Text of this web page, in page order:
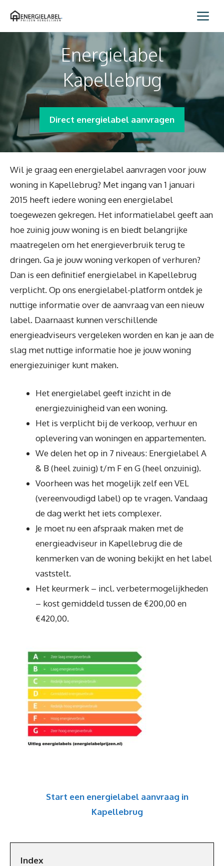
naar
Energielabel
Kapellebrug
Direct energielabel aanvragen
Wil je graag een energielabel aanvragen voor jouw
woning in Kapellebrug? Met ingang van 1 januari
2015 heeft iedere woning een energielabel
toegewezen gekregen. Het informatielabel geeft aan
hoe zuinig jouw woning is en biedt belangrijke
maatregelen om het energieverbruik terug te
dringen. Ga je jouw woning verkopen of verhuren?
Dan is een definitief energielabel in Kapellebrug
verplicht. Op ons energielabel-platform ontdek je
nuttige informatie over de aanvraag van een nieuw
label. Daarnaast kunnen verschillende
energieadviseurs vergeleken worden en kan je aan de
slag met nuttige informatie hoe je jouw woning
energiezuiniger kunt maken.
Het energielabel geeft inzicht in de
energiezuinigheid van een woning.
Het is verplicht bij de verkoop, verhuur en
oplevering van woningen en appartementen.
We delen het op in 7 niveaus: Energielabel A
& B (heel zuinig) t/m F en G (heel onzuinig).
Voorheen was het mogelijk zelf een VEL
(vereenvoudigd label) op te vragen. Vandaag
de dag werkt het iets complexer.
Je moet nu een afspraak maken met de
energieadviseur in Kapellebrug die de
kenmerken van de woning bekijkt en het label
vaststelt.
Het keurmerk – incl. verbetermogelijkheden
– kost gemiddeld tussen de €200,00 en
€420,00.
Start een energielabel aanvraag in
Kapellebrug
Index